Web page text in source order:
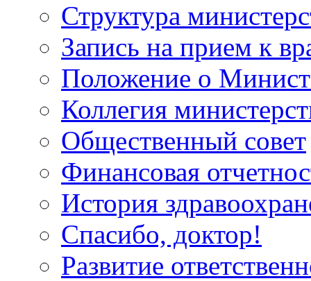
Структура
Запись на прием к
Положение о
Коллегия
Общественный совет
Финансовая
История
Спасибо, доктор!
Развитие